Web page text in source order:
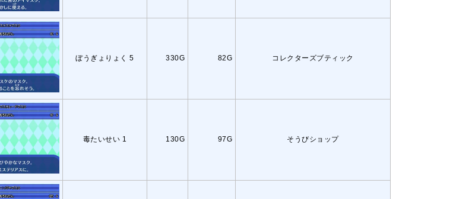
ぼうぎょりょく 5 330G 82G コレクターズブティック
毒たいせい 1 130G 97G そうびショップ